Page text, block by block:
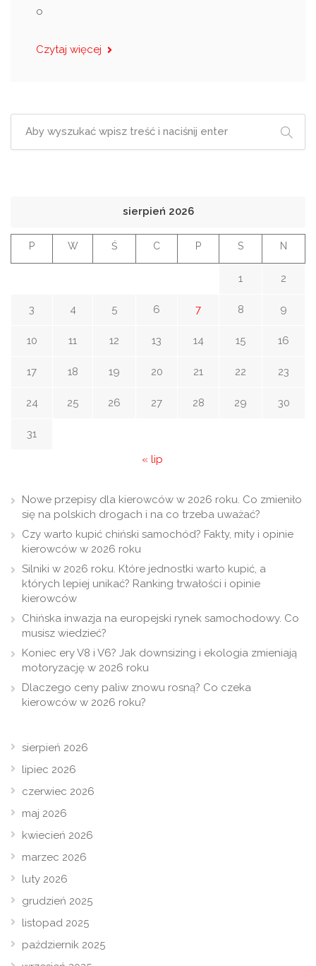
o
Czytaj więcej
sierpień 2026
P W Ś C P S N
1 2
3 4 5 6 7 8 9
10 11 12 13 14 15 16
17 18 19 20 21 22 23
24 25 26 27 28 29 30
31
« lip
Nowe przepisy dla kierowców w 2026 roku. Co zmieniło
się na polskich drogach i na co trzeba uważać?
Czy warto kupić chiński samochód? Fakty, mity i opinie
kierowców w 2026 roku
Silniki w 2026 roku. Które jednostki warto kupić, a
których lepiej unikać? Ranking trwałości i opinie
kierowców
Chińska inwazja na europejski rynek samochodowy. Co
musisz wiedzieć?
Koniec ery V8 i V6? Jak downsizing i ekologia zmieniają
motoryzację w 2026 roku
Dlaczego ceny paliw znowu rosną? Co czeka
kierowców w 2026 roku?
sierpień 2026
lipiec 2026
czerwiec 2026
maj 2026
kwiecień 2026
marzec 2026
luty 2026
grudzień 2025
listopad 2025
październik 2025